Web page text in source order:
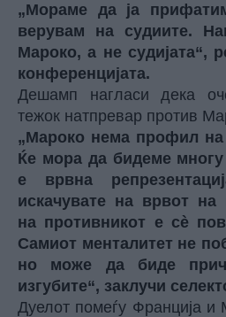
„Мораме да ја
верувам на судиите.
Мароко, а не судијата“,
конференцијата.
Дешамп нагласи дека
тежок натпревар против
„Мароко нема профил на
Ќе мора да бидеме многу
е врвна
искачувате на врвот на
на противникот е сè
Самиот менталитет не
но може да биде
изгубите“, заклучи
Дуелот помеѓу Франција и